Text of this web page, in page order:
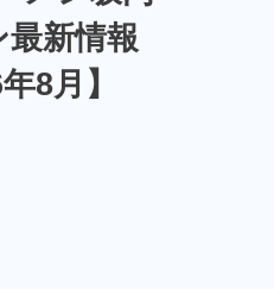
新情報
8月】